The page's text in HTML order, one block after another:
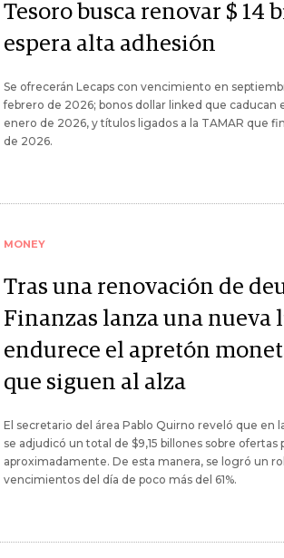
Tesoro busca renovar $ 14
espera alta adhesión
Se ofrecerán Lecaps con vencimiento en
febrero de 2026; bonos dollar linked que caducan
enero de 2026, y títulos ligados a la TAMAR que
de 2026.
MONEY
Tras una renovación de
Finanzas lanza una nueva
endurece el apretón
que siguen al alza
El secretario del área Pablo Quirno reveló que en
se adjudicó un total de $9,15 billones sobre ofertas
aproximadamente. De esta manera, se logró un
vencimientos del día de poco más del 61%.